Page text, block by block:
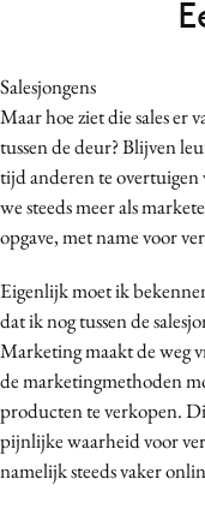
Carriere
Contentmarketing
Craft
Customer Experience
Data & Insights
Digital transformation
Diversiteit
Effectiviteit
Gedragsverandering
Influencer marketing
Interne communicatie
Salesjongens
Maar hoe ziet die sales er
tussen de deur? Blijven
tijd anderen te
we steeds meer als
opgave, met name voor
Eigenlijk moet ik
dat ik nog tussen de
Marketing maakt de weg
de marketingmethoden
producten te verkopen.
pijnlijke waarheid voor
namelijk steeds vaker